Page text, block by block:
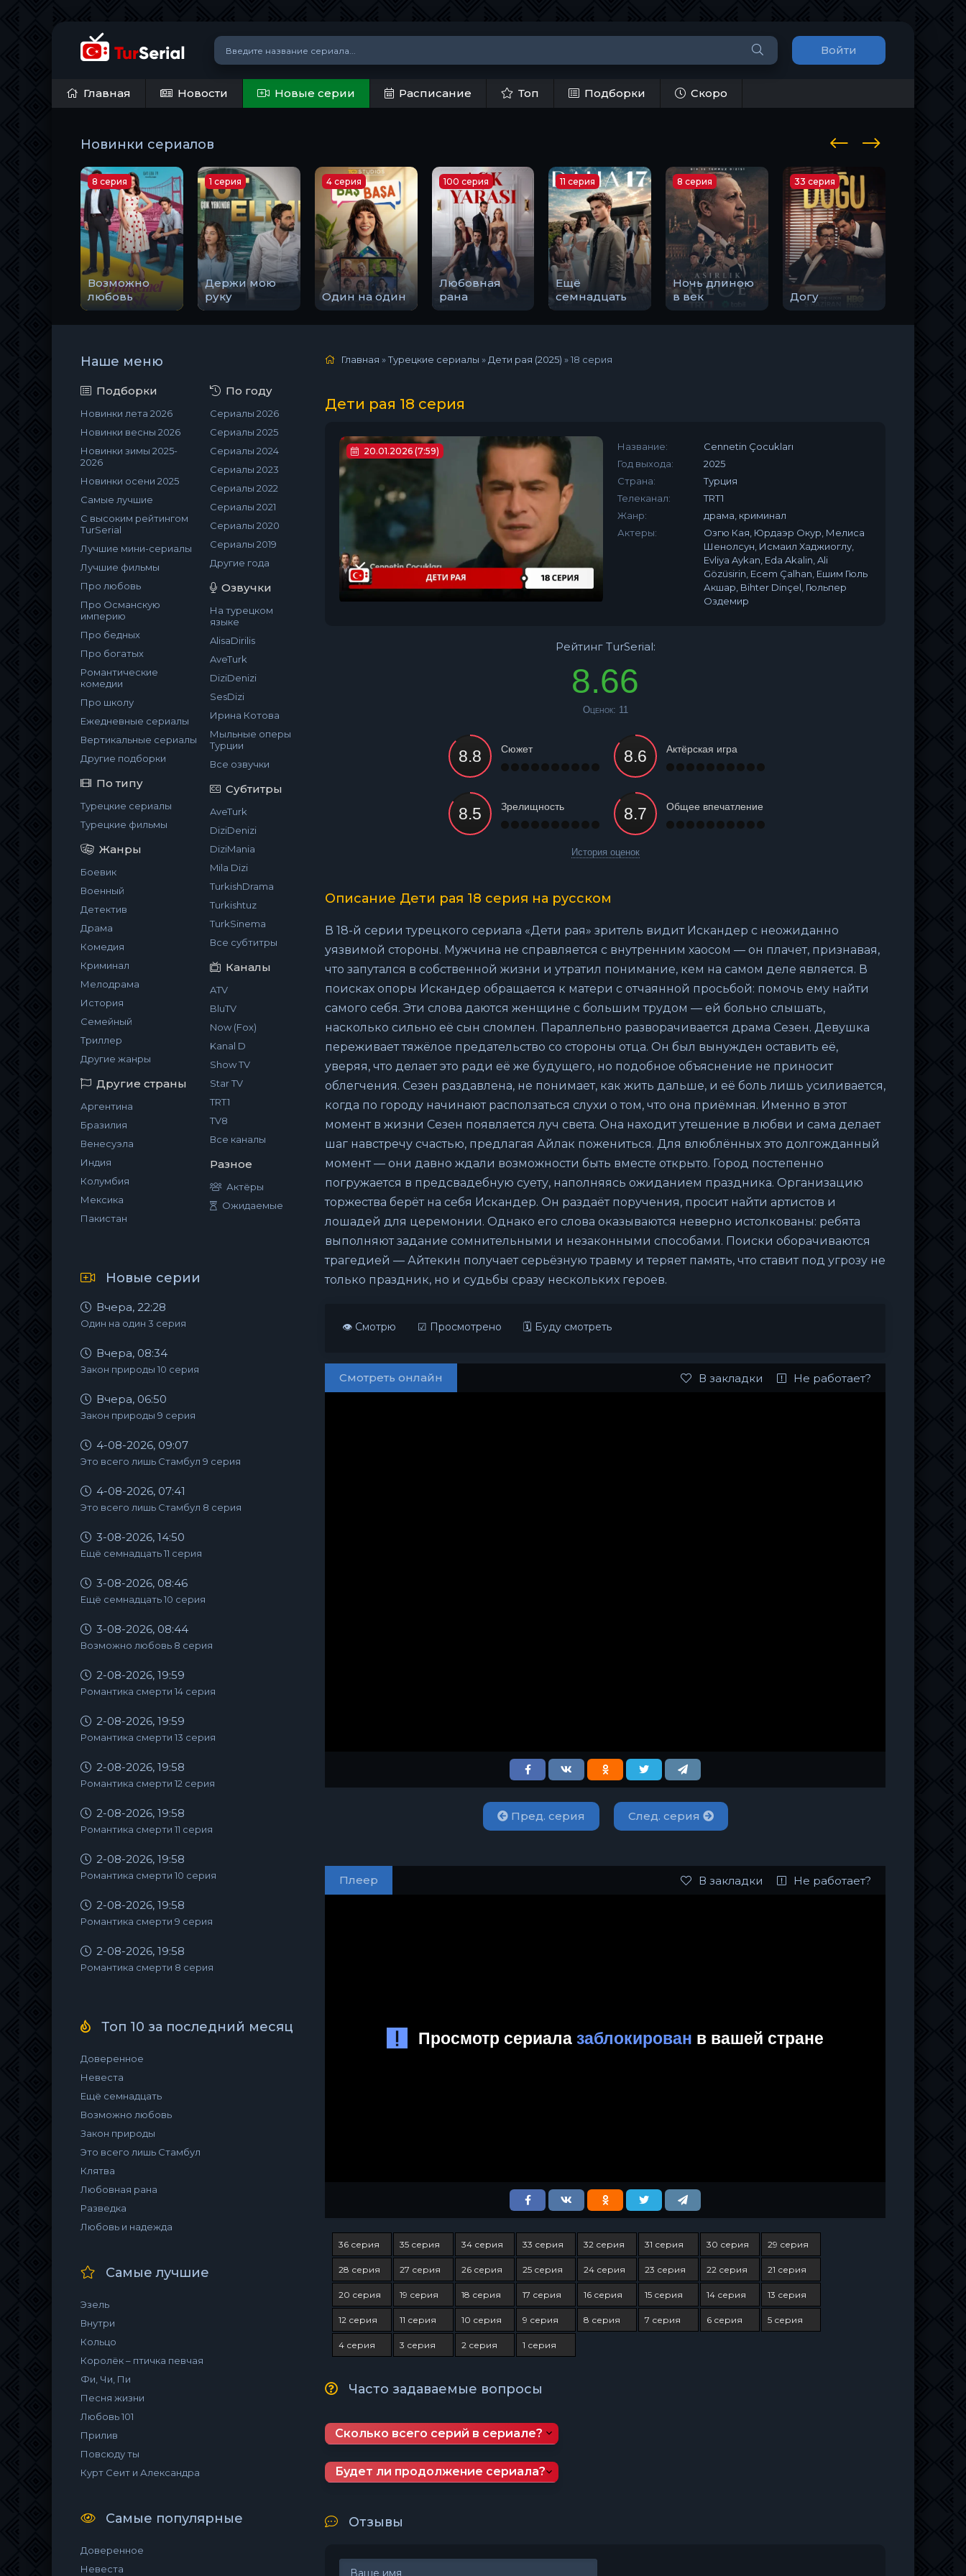
Войти
Главная Новости Новые серии Расписание Топ Подборки Скоро
Новинки сериалов
Возможно
любовь
8 серия
Держи мою
руку
1 серия
Один на один
4 серия
Любовная
рана
100 серия
Ещё
семнадцать
11 серия
Ночь длиною
в век
8 серия
Догу
33 серия
Наше меню
Подборки
Новинки лета 2026
Новинки весны 2026
Новинки зимы 2025-
2026
Новинки осени 2025
Самые лучшие
С высоким рейтингом
TurSerial
Лучшие мини-сериалы
Лучшие фильмы
Про любовь
Про Османскую
империю
Про бедных
Про богатых
Романтические
комедии
Про школу
Ежедневные сериалы
Вертикальные сериалы
Другие подборки
По типу
Турецкие сериалы
Турецкие фильмы
Жанры
Боевик
Военный
Детектив
Драма
Комедия
Криминал
Мелодрама
История
Семейный
Триллер
Другие жанры
Другие страны
Аргентина
Бразилия
Венесуэла
Индия
Колумбия
Мексика
Пакистан
По году
Сериалы 2026
Сериалы 2025
Сериалы 2024
Сериалы 2023
Сериалы 2022
Сериалы 2021
Сериалы 2020
Сериалы 2019
Другие года
Озвучки
На турецком
языке
AlisaDirilis
AveTurk
DiziDenizi
SesDizi
Ирина Котова
Мыльные оперы
Турции
Все озвучки
Субтитры
AveTurk
DiziDenizi
DiziMania
Mila Dizi
TurkishDrama
Turkishtuz
TurkSinema
Все субтитры
Каналы
ATV
BluTV
Now (Fox)
Kanal D
Show TV
Star TV
TRT1
TV8
Все каналы
Разное
Актёры
Ожидаемые
Новые серии
Вчера, 22:28
Один на один 3 серия
Вчера, 08:34
Закон природы 10 серия
Вчера, 06:50
Закон природы 9 серия
4-08-2026, 09:07
Это всего лишь Стамбул 9 серия
4-08-2026, 07:41
Это всего лишь Стамбул 8 серия
3-08-2026, 14:50
Ещё семнадцать 11 серия
3-08-2026, 08:46
Ещё семнадцать 10 серия
3-08-2026, 08:44
Возможно любовь 8 серия
2-08-2026, 19:59
Романтика смерти 14 серия
2-08-2026, 19:59
Романтика смерти 13 серия
2-08-2026, 19:58
Романтика смерти 12 серия
2-08-2026, 19:58
Романтика смерти 11 серия
2-08-2026, 19:58
Романтика смерти 10 серия
2-08-2026, 19:58
Романтика смерти 9 серия
2-08-2026, 19:58
Романтика смерти 8 серия
Топ 10 за последний месяц
Доверенное
Невеста
Ещё семнадцать
Возможно любовь
Закон природы
Это всего лишь Стамбул
Клятва
Любовная рана
Разведка
Любовь и надежда
Самые лучшие
Эзель
Внутри
Кольцо
Королёк – птичка певчая
Фи, Чи, Пи
Песня жизни
Любовь 101
Прилив
Повсюду ты
Курт Сеит и Александра
Самые популярные
Доверенное
Невеста
Главная »Турецкие сериалы » Дети рая (2025) »18 серия
Дети рая 18 серия
20.01.2026 (7:59) Название:
Cennetin Çocukları
Год выхода:
2025
Страна:
Турция
Телеканал:
TRT1
Жанр:
драма, криминал
Актеры:
Озгю Кая, Юрдаэр Окур, Мелиса
Шенолсун, Исмаил Хаджиоглу,
Evliya Aykan, Eda Akalin, Ali
Gözüsirin, Ecem Çalhan, Ешим Гюль
Акшар, Bihter Dinçel, Гюльпер
Оздемир
Рейтинг TurSerial:
8.66
Оценок: 11
Сюжет Актёрская игра
Зрелищность Общее впечатление
История оценок
Описание Дети рая 18 серия на русском
В 18-й серии турецкого сериала «Дети рая» зритель видит Искандер с неожиданно
уязвимой стороны. Мужчина не справляется с внутренним хаосом — он плачет, признавая,
что запутался в собственной жизни и утратил понимание, кем на самом деле является. В
поисках опоры Искандер обращается к матери с отчаянной просьбой: помочь ему найти
самого себя. Эти слова даются женщине с большим трудом — ей больно слышать,
насколько сильно её сын сломлен. Параллельно разворачивается драма Сезен. Девушка
переживает тяжёлое предательство со стороны отца. Он был вынужден оставить её,
уверяя, что делает это ради её же будущего, но подобное объяснение не приносит
облегчения. Сезен раздавлена, не понимает, как жить дальше, и её боль лишь усиливается,
когда по городу начинают расползаться слухи о том, что она приёмная. Именно в этот
момент в жизни Сезен появляется луч света. Она находит утешение в любви и сама делает
шаг навстречу счастью, предлагая Айлак пожениться. Для влюблённых это долгожданный
момент — они давно ждали возможности быть вместе открыто. Город постепенно
погружается в предсвадебную суету, наполняясь ожиданием праздника. Организацию
торжества берёт на себя Искандер. Он раздаёт поручения, просит найти артистов и
лошадей для церемонии. Однако его слова оказываются неверно истолкованы: ребята
выполняют задание сомнительными и незаконными способами. Поиски оборачиваются
трагедией — Айтекин получает серьёзную травму и теряет память, что ставит под угрозу не
только праздник, но и судьбы сразу нескольких героев.
👁 Смотрю ☑ Просмотрено 🗓 Буду смотреть
Смотреть онлайн В закладки Не работает?
Пред. серия След. серия
Плеер В закладки Не работает?
36 серия 35 серия 34 серия 33 серия 32 серия 31 серия 30 серия 29 серия
28 серия 27 серия 26 серия 25 серия 24 серия 23 серия 22 серия 21 серия
20 серия 19 серия 18 серия 17 серия 16 серия 15 серия 14 серия 13 серия
12 серия 11 серия 10 серия 9 серия 8 серия 7 серия 6 серия 5 серия
4 серия 3 серия 2 серия 1 серия
Часто задаваемые вопросы
Сколько всего серий в сериале?
Будет ли продолжение сериала?
Отзывы